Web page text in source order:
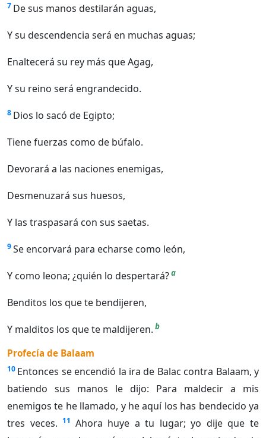
7 De sus manos destilarán aguas,
Y su descendencia será en muchas aguas;
Enaltecerá su rey más que Agag,
Y su reino será engrandecido.
8 Dios lo sacó de Egipto;
Tiene fuerzas como de búfalo.
Devorará a las naciones enemigas,
Desmenuzará sus huesos,
Y las traspasará con sus saetas.
9Se encorvará para echarse como león,
Y como leona; ¿quién lo despertará?a
Benditos los que te bendijeren,
Y malditos los que te maldijeren. b
Profecía de Balaam
10 Entonces se encendió la ira de Balac contra Balaam, y
batiendo sus manos le dijo: Para maldecir a mis
enemigos te he llamado, y he aquí los has bendecido ya
tres veces. 11 Ahora huye a tu lugar; yo dije que te